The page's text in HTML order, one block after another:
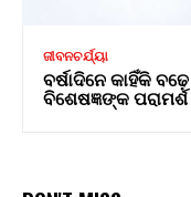
ଜୀବନଚର୍ଯ୍ୟା
ବର୍ଷାଦିନେ କାହିଁକି
ବିଶେଷଜ୍ଞଙ୍କ ପରାମର୍ଶ